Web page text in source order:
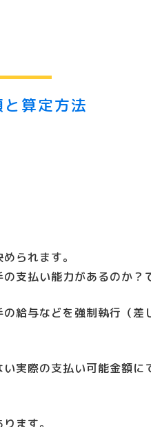
算定方法
られます。
支払い能力があるのか？
給与などを強制執行（
実際の支払い可能金額
ます。